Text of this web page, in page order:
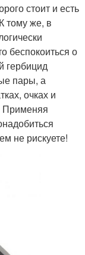
стоит и есть
тому же, в
беспокоиться о
гербицид
пары, а
очках и
Применяя
не рискуете!